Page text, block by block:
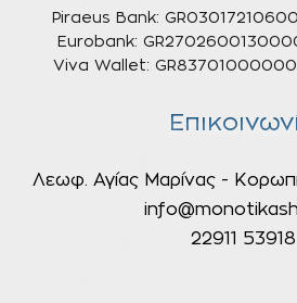
Piraeus Bank:
Eurobank:
Viva Wallet:
Λεωφ. Αγίας Μαρίνας -
22911 53918